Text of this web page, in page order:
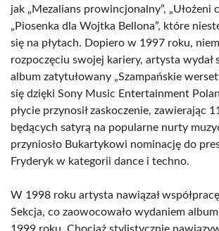
jak „Mezalians prowincjonalny”, „Ułożeni
„Piosenka dla Wojtka Bellona”, które
się na płytach. Dopiero w 1997 roku,
rozpoczęciu swojej kariery, artysta wydał
album zatytułowany „Szampańskie
się dzięki Sony Music Entertainment
płycie przynosił zaskoczenie, zawierając
będących satyrą na popularne nurty
przyniosło Bukartykowi nominację do
Fryderyk w kategorii dance i techno.
W 1998 roku artysta nawiązał współpracę
Sekcja, co zaowocowało wydaniem